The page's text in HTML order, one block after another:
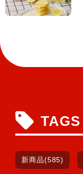
TAGS
新商品(585)